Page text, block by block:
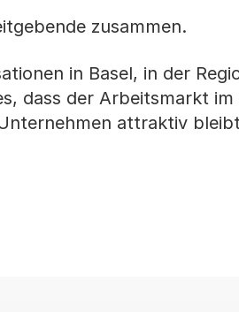
zusammen.
in Basel, in der
dass der Arbeitsmarkt
attraktiv